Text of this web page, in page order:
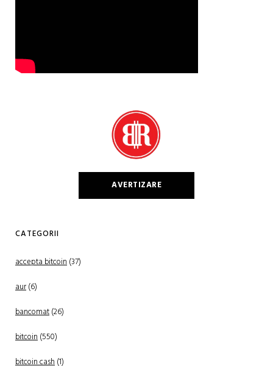
AVERTIZARE
CATEGORII
accepta bitcoin(37)
aur(6)
bancomat(26)
bitcoin(550)
bitcoin cash(1)